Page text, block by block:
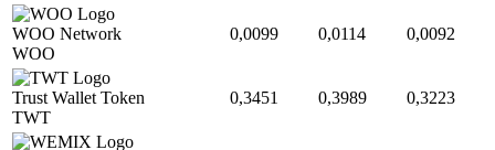
WOO Network
WOO
0,0099 0,0114 0,0092
Trust Wallet Token
TWT
0,3451 0,3989 0,3223